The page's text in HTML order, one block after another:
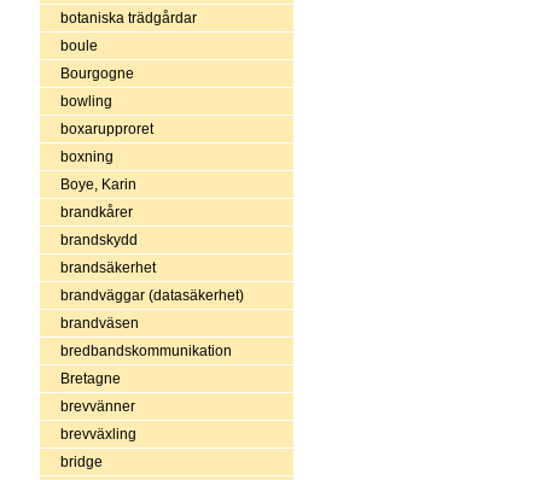
botaniska trädgårdar
boule
Bourgogne
bowling
boxarupproret
boxning
Boye, Karin
brandkårer
brandskydd
brandsäkerhet
brandväggar (datasäkerhet)
brandväsen
bredbandskommunikation
Bretagne
brevvänner
brevväxling
bridge